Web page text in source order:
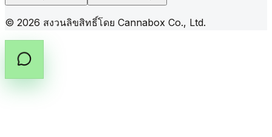
© 2026 สงวนลิขสิทธิ์โดย Cannabox Co., Ltd.